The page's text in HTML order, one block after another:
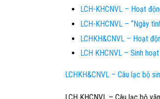
LCH-KHCNVL – Hoạt
LCH-KHCNVL – “Ngày
LCHKH&CNVL – Hoạt
LCH KHCNVL – Sinh
LCHKH&CNVL – Câu lạc bộ